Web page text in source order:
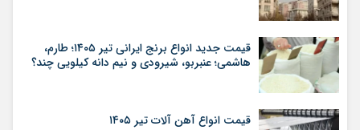
قیمت جدید انواع برنج ایرانی تیر ۱۴۰۵؛ طارم،
هاشمی؛ عنبربو، شیرودی و نیم دانه کیلویی چند؟
قیمت انواع آهن آلات تیر ۱۴۰۵